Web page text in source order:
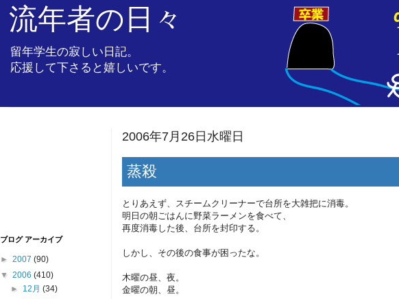
流年者の日々
留年学生の寂しい日記。
応援して下さると嬉しいです。
2006年7月26日水曜日
蒸殺
とりあえず、スチームクリーナーで台所を大雑把に消毒。
明日の朝ごはんに野菜ラーメンを食べて、
再度消毒した後、台所を封印する。
しかし、その後の食事が困ったな。
木曜の昼、夜。
金曜の朝、昼。
ブログ アーカイブ
►2007(90)
▼2006(410)
► 12月 (34)